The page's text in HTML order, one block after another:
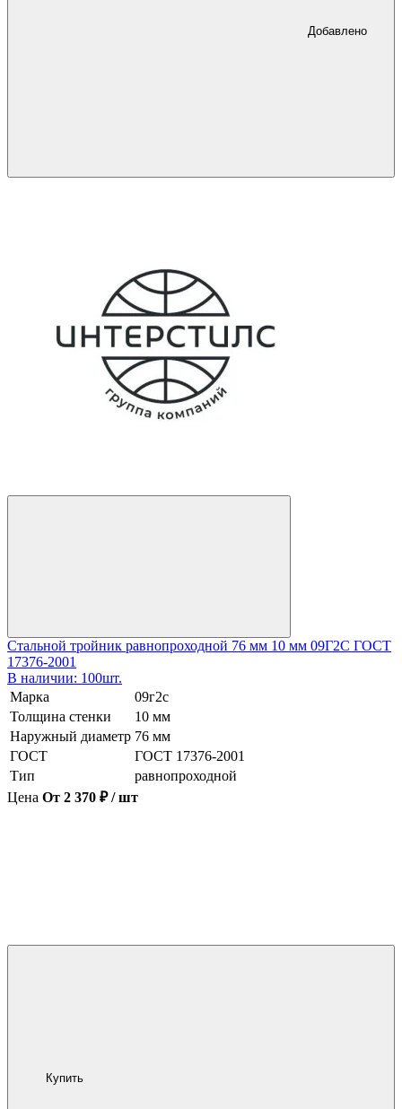
Добавлено
Стальной тройник равнопроходной 76 мм 10 мм 09Г2С ГОСТ
17376-2001
В наличии: 100шт.
Марка
09г2с
Толщина стенки
10 мм
Наружный диаметр 76 мм
ГОСТ
ГОСТ 17376-2001
Тип
равнопроходной
Цена От 2 370 ₽ / шт
Купить